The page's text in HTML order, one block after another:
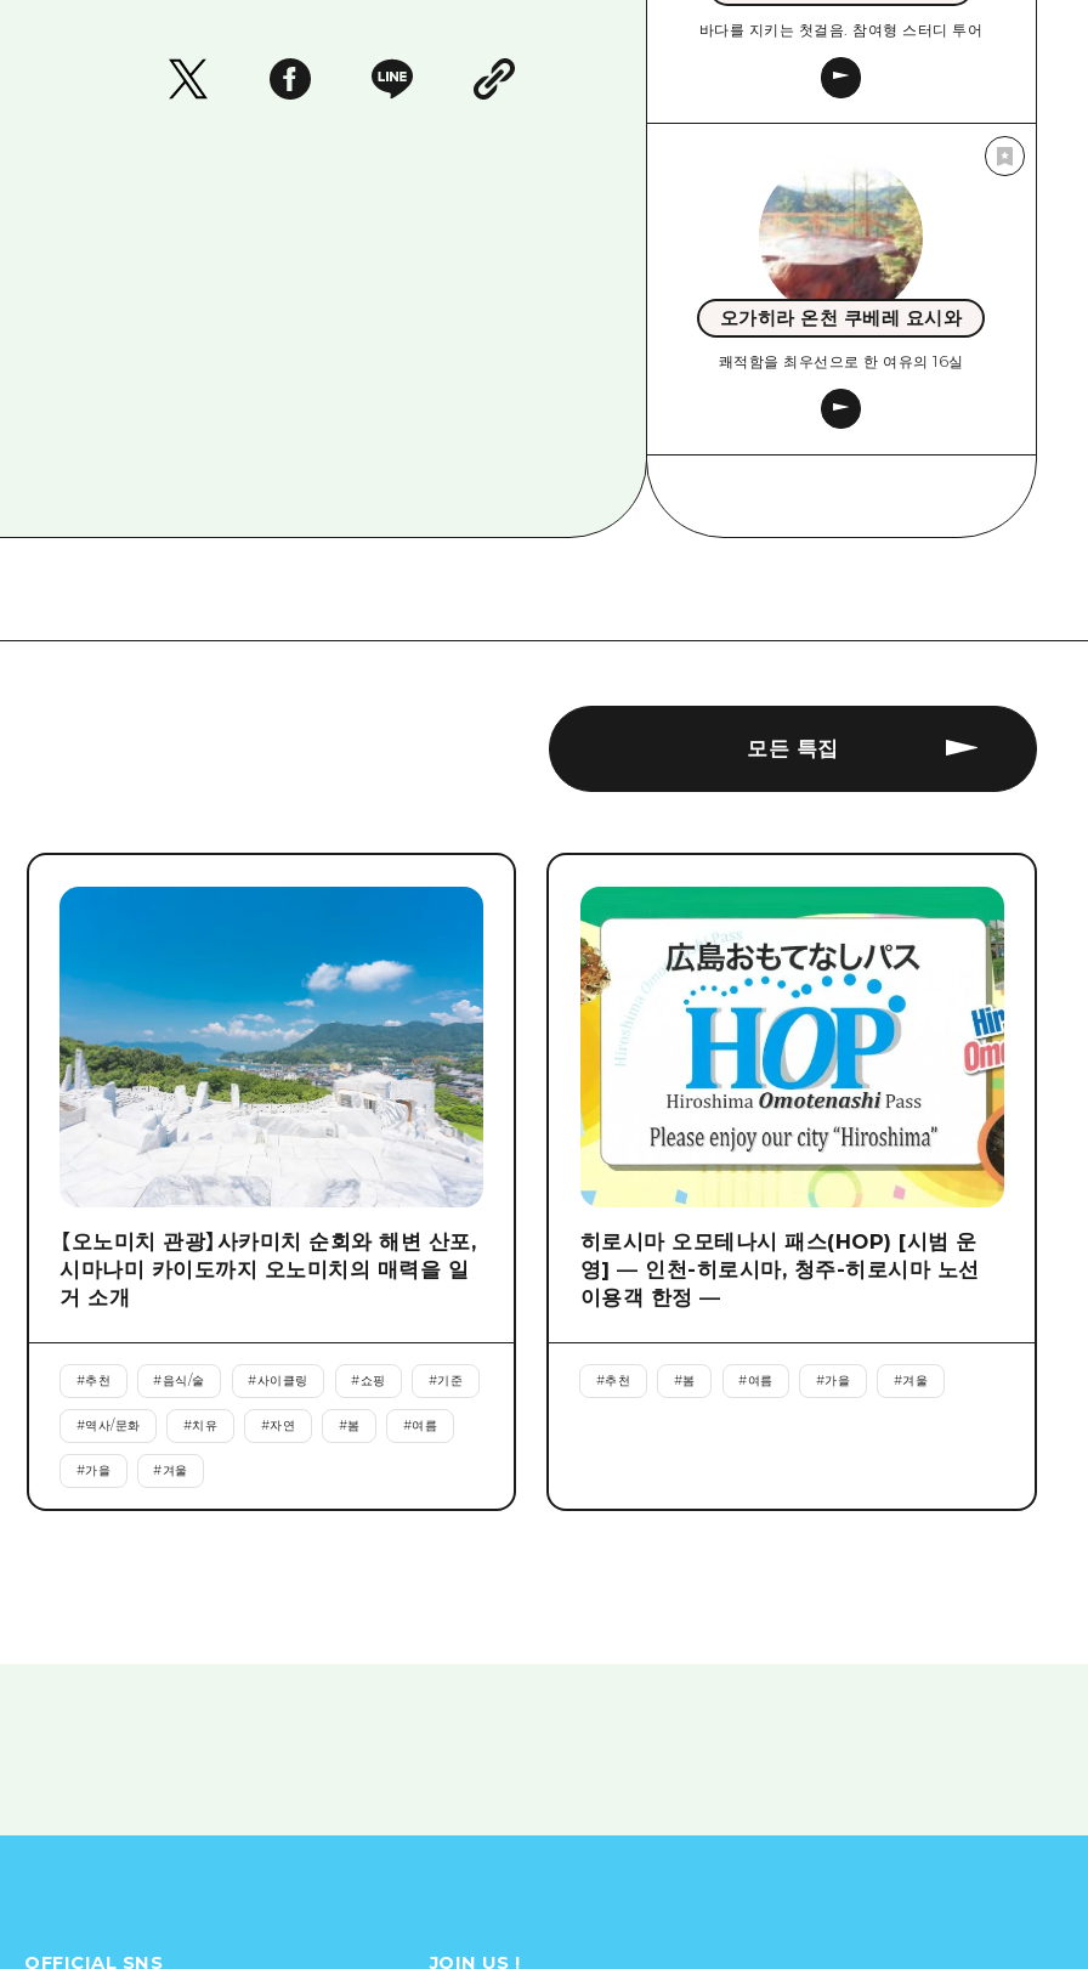
바다를 지키는 첫걸음. 참여형 스터디 투어
오가히라 온천 쿠베레 요시와
쾌적함을 최우선으로 한 여유의 16실
모든 특집
【오노미치 관광】사카미치 순회와 해변 산포,
시마나미 카이도까지 오노미치의 매력을 일
거 소개
#추천 #음식/술 #사이클링 #쇼핑 #기준
#역사/문화 #치유 #자연 #봄 #여름
#가을 #겨울
히로시마 오모테나시 패스(HOP) [시범 운
영] ― 인천-히로시마, 청주-히로시마 노선
이용객 한정 ―
#추천 #봄 #여름 #가을 #겨울
OFFICIAL SNS JOIN US !